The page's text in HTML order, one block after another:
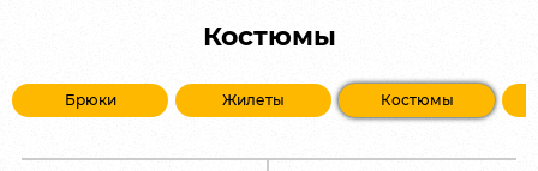
Костюмы
Брюки Жилеты Костюмы